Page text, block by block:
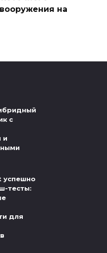
на
с
и
успешно
тесты:
для